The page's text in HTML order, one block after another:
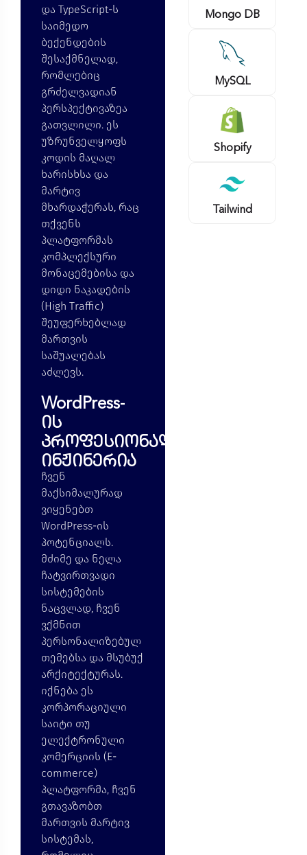
და TypeScript-ს
საიმედო
ბექენდების
შესაქმნელად,
რომლებიც
გრძელვადიან
პერსპექტივაზეა
გათვლილი. ეს
უზრუნველყოფს
კოდის მაღალ
ხარისხსა და
მარტივ
მხარდაჭერას, რაც
თქვენს
პლატფორმას
კომპლექსური
მონაცემებისა და
დიდი ნაკადების
(High Traffic)
შეუფერხებლად
მართვის
საშუალებას
აძლევს.
WordPress-
ის
პროფესიონალური
ინჟინერია
ჩვენ
მაქსიმალურად
ვიყენებთ
WordPress-ის
პოტენციალს.
მძიმე და ნელა
ჩატვირთვადი
სისტემების
ნაცვლად, ჩვენ
ვქმნით
პერსონალიზებულ
თემებსა და მსუბუქ
არქიტექტურას.
იქნება ეს
კორპორაციული
საიტი თუ
ელექტრონული
კომერციის (E-
commerce)
პლატფორმა, ჩვენ
გთავაზობთ
მართვის მარტივ
სისტემას,
Mongo DB
MySQL
Shopify
Tailwind